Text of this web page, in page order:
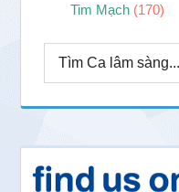
Tim Mạch (170)